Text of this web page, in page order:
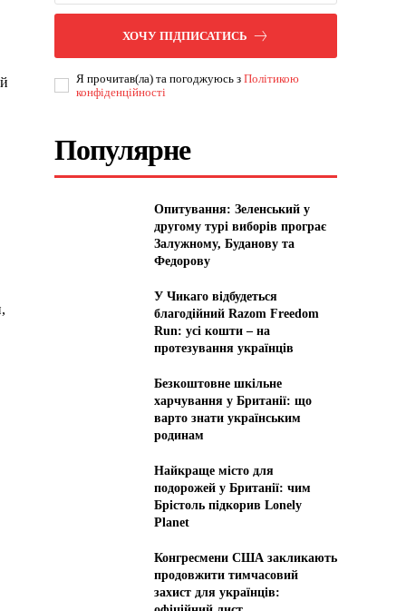
ХОЧУ ПІДПИСАТИСЬ
Я прочитав(ла) та погоджуюсь зПолітикою
конфіденційності
Популярне
Опитування: Зеленський у
другому турі виборів програє
Залужному, Буданову та
Федорову
У Чикаго відбудеться
благодійний Razom Freedom
Run: усі кошти – на
протезування українців
Безкоштовне шкільне
харчування у Британії: що
варто знати українським
родинам
Найкраще місто для
подорожей у Британії: чим
Брістоль підкорив Lonely
Planet
Конгресмени США закликають
продовжити тимчасовий
захист для українців: